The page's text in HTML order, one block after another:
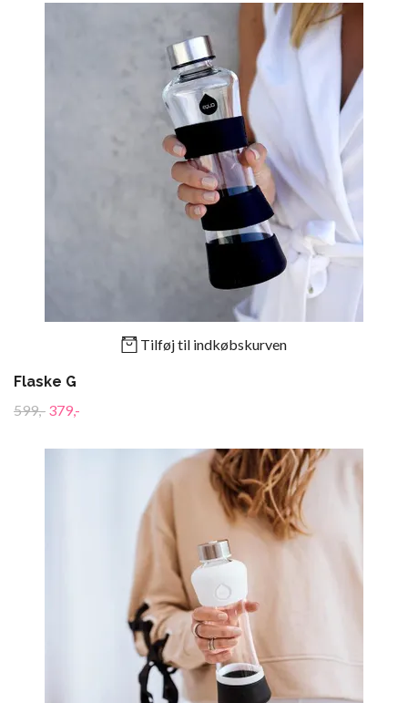
Tilføj til indkøbskurven
Flaske G
599,- 379,-